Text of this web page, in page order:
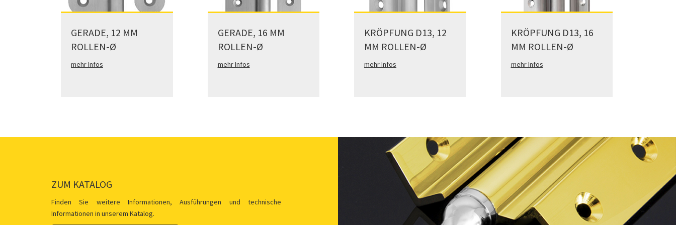
GERADE, 12 MM
ROLLEN-Ø
mehr Infos
GERADE, 16 MM
ROLLEN-Ø
mehr Infos
KRÖPFUNG D13, 12
MM ROLLEN-Ø
mehr Infos
KRÖPFUNG D13, 16
MM ROLLEN-Ø
mehr Infos
ZUM KATALOG
Finden Sie weitere Informationen, Ausführungen und technische
Informationen in unserem Katalog.